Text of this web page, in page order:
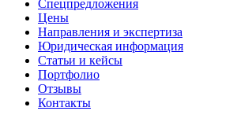
Спецпредложения
Цены
Направления и экспертиза
Юридическая информация
Статьи и кейсы
Портфолио
Отзывы
Контакты